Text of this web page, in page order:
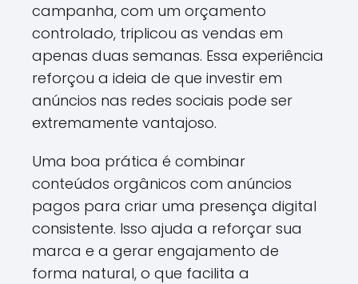
campanha, com um orçamento
controlado, triplicou as vendas em
apenas duas semanas. Essa experiência
reforçou a ideia de que investir em
anúncios nas redes sociais pode ser
extremamente vantajoso.
Uma boa prática é combinar
conteúdos orgânicos com anúncios
pagos para criar uma presença digital
consistente. Isso ajuda a reforçar sua
marca e a gerar engajamento de
forma natural, o que facilita a